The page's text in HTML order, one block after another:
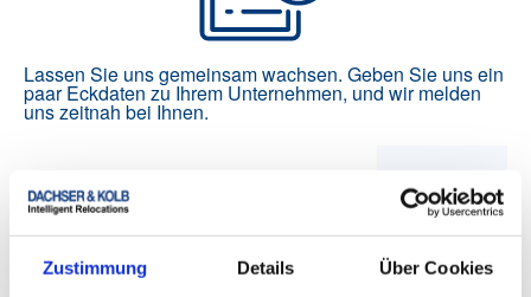
Zustimmung Details Über Cookies
Lassen Sie uns gemeinsam wachsen. Geben Sie uns ein
paar Eckdaten zu Ihrem Unternehmen, und wir melden
uns zeitnah bei Ihnen.